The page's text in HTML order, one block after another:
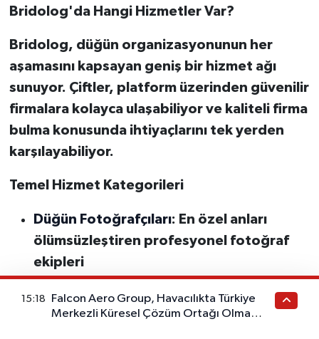
Bridolog'da Hangi Hizmetler Var?
Bridolog, düğün organizasyonunun her
aşamasını kapsayan geniş bir hizmet ağı
sunuyor. Çiftler, platform üzerinden güvenilir
firmalara kolayca ulaşabiliyor ve kaliteli firma
bulma konusunda ihtiyaçlarını tek yerden
karşılayabiliyor.
Temel Hizmet Kategorileri
Düğün Fotoğrafçıları: En özel anları
ölümsüzleştiren profesyonel fotoğraf
ekipleri
Düğün Organizasyonu: Deneyimli düğün
organizatörleri ile kapsamlı etkinlik
15:18
Falcon Aero Group, Havacılıkta Türkiye
Merkezli Küresel Çözüm Ortağı Olma